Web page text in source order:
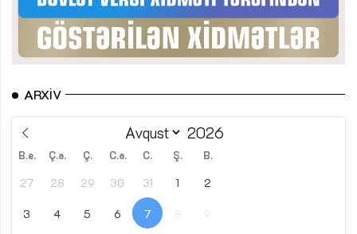
ARXIV
B.e. Ç.a. Ç. C.a. C. Ş. B.
27 28 29 30 31 1 2
3 4 5 6 7